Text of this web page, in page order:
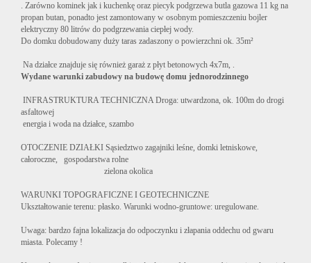
. Zarówno kominek jak i kuchenkę oraz piecyk podgrzewa butla gazowa 11 kg na
propan butan, ponadto jest zamontowany w osobnym pomieszczeniu bojler
elektryczny 80 litrów do podgrzewania ciepłej wody.
Do domku dobudowany duży taras zadaszony o powierzchni ok. 35m²
Na działce znajduje się również garaż z płyt betonowych 4x7m, .
Wydane warunki zabudowy na budowę domu jednorodzinnego
INFRASTRUKTURA TECHNICZNA Droga: utwardzona, ok. 100m do drogi
asfaltowej
energia i woda na działce, szambo
OTOCZENIE DZIAŁKI Sąsiedztwo zagajniki leśne, domki letniskowe,
całoroczne, gospodarstwa rolne
zielona okolica
WARUNKI TOPOGRAFICZNE I GEOTECHNICZNE
Ukształtowanie terenu: płasko. Warunki wodno-gruntowe: uregulowane.
Uwaga: bardzo fajna lokalizacja do odpoczynku i złapania oddechu od gwaru
miasta. Polecamy !